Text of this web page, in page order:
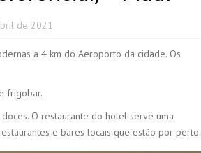
de 2021
a 4 km do Aeroporto da cidade. Os
frigobar.
O restaurante do hotel serve uma
e bares locais que estão por perto.